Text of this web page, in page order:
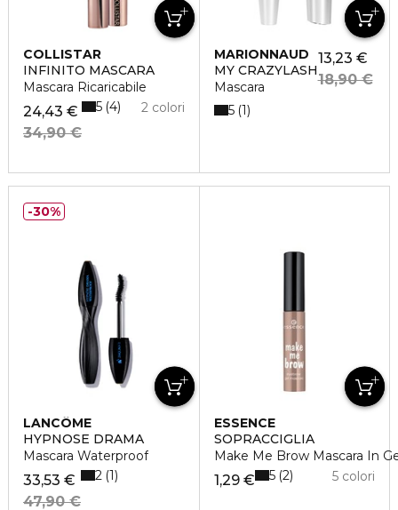
COLLISTAR
INFINITO MASCARA
Mascara Ricaricabile
24,43 €
34,90 €
2 colori
5 4
MARIONNAUD
MY CRAZYLASH
Mascara
13,23 €
18,90 €
5 1
LANCÔME
HYPNOSE DRAMA
Mascara Waterproof
33,53 €
47,90 €
2 1
30%
ESSENCE
SOPRACCIGLIA
Make Me Brow Mascara In
1,29 € 5 colori
5 2